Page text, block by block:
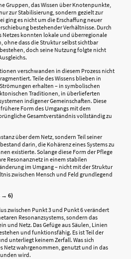
Gruppen, das Wissen über Knotenpunkte,
zur Stabilisierung, sondern gezielt zur
ging es nicht um die Erschaffung neuer
bestehender Verhältnisse. Durch
Netzes konnten lokale und überregionale
ohne dass die Struktur selbst sichtbar
doch seine Nutzung folgte nicht
verschwanden in diesem Prozess nicht
Teile des Wissens blieben in
erhalten – in symbolischen
Traditionen, in überlieferten
indigener Gemeinschaften. Diese
Form des Umgangs mit dem
Gesamtverständnis vollständig zu
über dem Netz, sondern Teil seiner
darin, die Kohärenz eines Systems zu
existierte. Solange diese Form der Pflege
Resonanznetz in einem stabilen
im Umgang – nicht mit der Struktur
zwischen Mensch und Feld grundlegend
→ 6)
zwischen Punkt 3 und Punkt 6 verändert
Resonanzsystems, sondern das
und Netz. Das Gefüge aus Säulen, Linien
und funktionsfähig. Es ist Teil der
unterliegt keinem Zerfall. Was sich
Netz wahrgenommen, genutzt und in das
wird.